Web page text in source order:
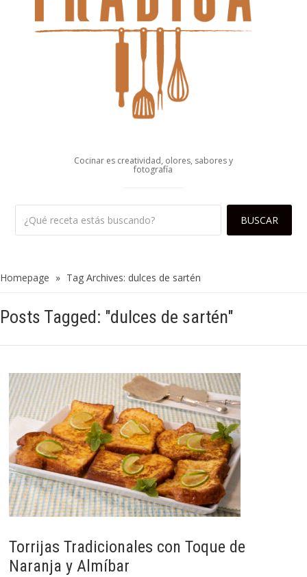
Cocinar es creatividad, olores, sabores y
fotografía
Homepage » Tag Archives: dulces de sartén
Posts Tagged: "dulces de sartén"
Torrijas Tradicionales con Toque de
Naranja y Almíbar